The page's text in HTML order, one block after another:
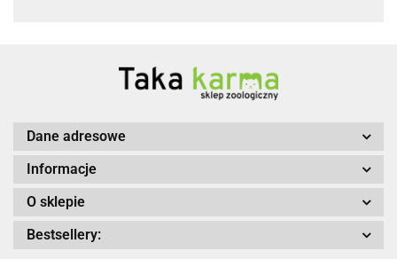
Dane adresowe
Informacje
O sklepie
Bestsellery: